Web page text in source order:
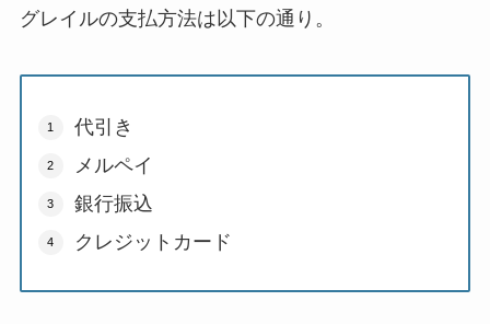
グレイルの支払方法は以下の通り。
代引き
メルペイ
銀行振込
クレジットカード